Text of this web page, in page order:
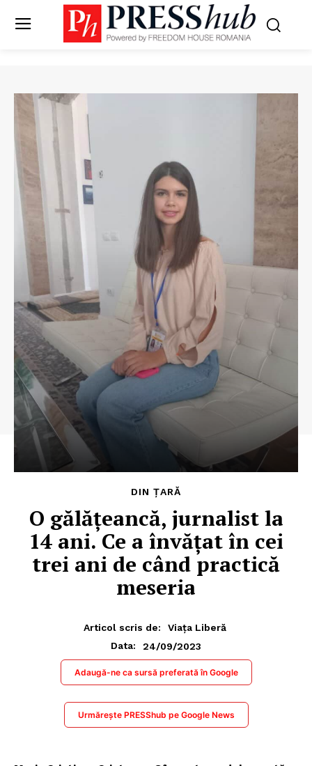
DIN ȚARĂ
O gălăţeancă, jurnalist la
14 ani. Ce a învăţat în cei
trei ani de când practică
meseria
Articol scris de:
Viața Liberă
Data:
24/09/2023
Adaugă-ne ca sursă preferată în Google
Urmărește PRESShub pe Google News